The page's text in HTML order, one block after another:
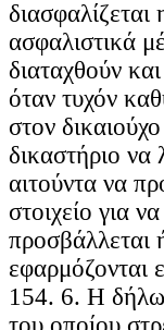
ασφαλιστικά
διαταχθούν
όταν τυχόν
στον
δικαστήριο να
αιτούντα να
στοιχείο για
προσβάλλεται
εφαρμόζονται
154. 6. Η